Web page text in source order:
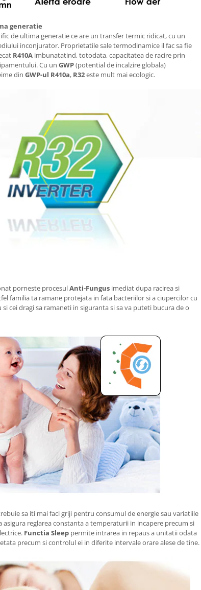
generatie
de ultima generatie ce are un transfer termic ridicat, cu un
inconjurator. Proprietatile sale termodinamice il fac sa fie
R410A imbunatatind, totodata, capacitatea de racire prin
Cu un GWP(potential de incalzire globala)
din GWP-ul R410a, R32este mult mai ecologic.
porneste procesulAnti-Fungus imediat dupa racirea si
familia ta ramane protejata in fata bacteriilor si a ciupercilor cu
cei dragi sa ramaneti in siguranta si sa va puteti bucura de o
sa iti mai faci griji pentru consumul de energie sau variatiile
asigura reglarea constanta a temperaturii in incapere precum si
Functia Sleep permite intrarea in repaus a unitatii odata
precum si controlul ei in diferite intervale orare alese de tine.